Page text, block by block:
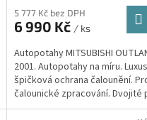
5 777 Kč bez DPH
6 990 Kč / ks
Autopotahy MITSUBISHI
2001. Autopotahy na míru.
špičková ochrana čalounění.
čalounické zpracování. Dvojité